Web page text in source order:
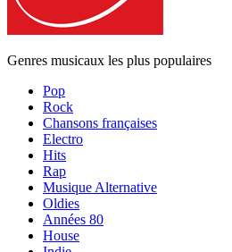
Genres musicaux les plus populaires
Pop
Rock
Chansons françaises
Electro
Hits
Rap
Musique Alternative
Oldies
Années 80
House